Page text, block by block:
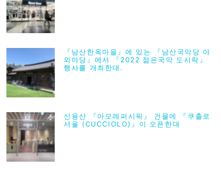
『남산한옥마을』에 있는 『남산국악당 야
외마당』에서 『2022 젊은국악 도시락』
행사를 개최한대.
신용산 『아모레퍼시픽』 건물에 『쿠촐로
서울 (CUCCIOLO)』이 오픈한대